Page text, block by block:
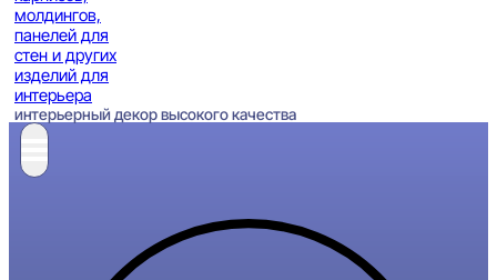
интерьерный декор высокого качества